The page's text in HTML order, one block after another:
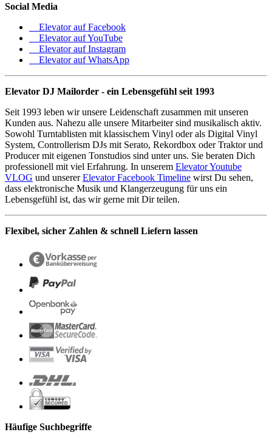
Social Media
Elevator auf Facebook
Elevator auf YouTube
Elevator auf Instagram
Elevator auf WhatsApp
Elevator DJ Mailorder - ein Lebensgefühl seit 1993
Seit 1993 leben wir unsere Leidenschaft zusammen mit unseren
Kunden aus. Nahezu alle unsere Mitarbeiter sind musikalisch aktiv.
Sowohl Turntablisten mit klassischem Vinyl oder als Digital Vinyl
System, Controllerism DJs mit Serato, Rekordbox oder Traktor und
Producer mit eigenen Tonstudios sind unter uns. Sie beraten Dich
professionell mit viel Erfahrung. In unserem Elevator Youtube
VLOG und unsererElevator Facebook Timeline wirst Du sehen,
dass elektronische Musik und Klangerzeugung für uns ein
Lebensgefühl ist, das wir gerne mit Dir teilen.
Flexibel, sicher Zahlen & schnell Liefern lassen
Häufige Suchbegriffe